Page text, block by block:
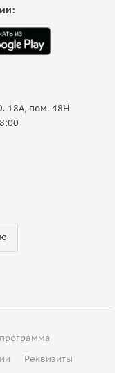
18A, пом. 48Н
Реквизиты